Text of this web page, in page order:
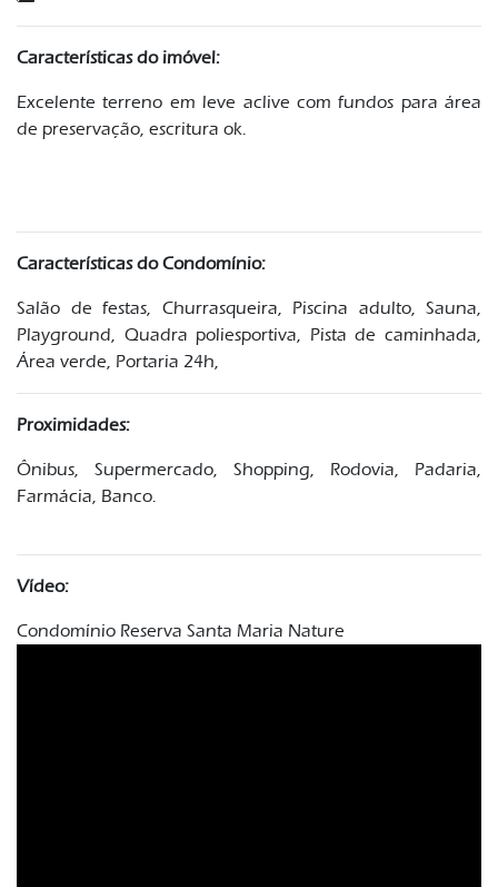
Características do imóvel:
Excelente terreno em leve aclive com fundos para área
de preservação, escritura ok.
Características do Condomínio:
Salão de festas, Churrasqueira, Piscina adulto, Sauna,
Playground, Quadra poliesportiva, Pista de caminhada,
Área verde, Portaria 24h,
Proximidades:
Ônibus, Supermercado, Shopping, Rodovia, Padaria,
Farmácia, Banco.
Vídeo:
Condomínio Reserva Santa Maria Nature